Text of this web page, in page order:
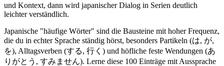
und Kontext, dann wird japanischer Dialog in Serien deutlich
leichter verständlich.
Japanische "häufige Wörter" sind die Bausteine mit hoher Frequenz,
die du in echter Sprache ständig hörst, besonders Partikeln (は, が,
を), Alltagsverben (する, 行く) und höfliche feste Wendungen (あ
りがとう, すみません). Lerne diese 100 Einträge mit Aussprache